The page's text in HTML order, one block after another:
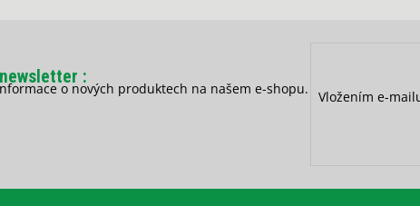
o nových produktech na našem e-shopu. Vložením e-